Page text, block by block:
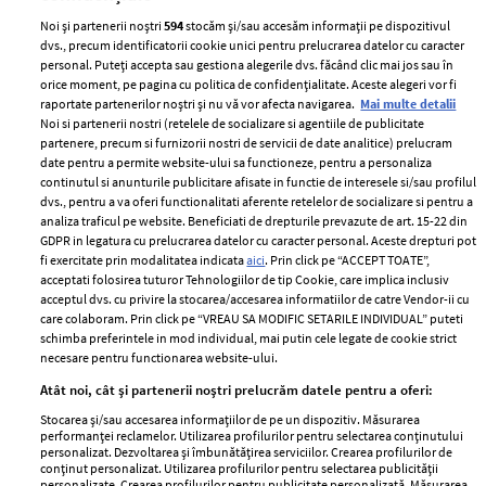
ELLE Style Awards
2024
Despre ELLE
Romania
Contact
Abonamente
Termeni si conditii
Politica de
confidențialitate
Politica de cookies
Publicitate
GSP
Unica
Baby
femei
Viva
Avantaje
Noi și partenerii noștri594stocăm și/sau accesăm informații pe dispozitivul
dvs., precum identificatorii cookie unici pentru prelucrarea datelor cu caracter
personal. Puteți accepta sau gestiona alegerile dvs. făcând clic mai jos sau în
orice moment, pe pagina cu politica de confidențialitate. Aceste alegeri vor fi
raportate partenerilor noștri și nu vă vor afecta navigarea. Mai multe detalii
Noi si partenerii nostri (retelele de socializare si agentiile de publicitate
partenere, precum si furnizorii nostri de servicii de date analitice) prelucram
date pentru a permite website-ului sa functioneze, pentru a personaliza
continutul si anunturile publicitare afisate in functie de interesele si/sau profilul
dvs., pentru a va oferi functionalitati aferente retelelor de socializare si pentru a
analiza traficul pe website. Beneficiati de drepturile prevazute de art. 15-22 din
GDPR in legatura cu prelucrarea datelor cu caracter personal. Aceste drepturi pot
fi exercitate prin modalitatea indicataaici. Prin click pe “ACCEPT TOATE”,
acceptati folosirea tuturor Tehnologiilor de tip Cookie, care implica inclusiv
acceptul dvs. cu privire la stocarea/accesarea informatiilor de catre Vendor-ii cu
care colaboram. Prin click pe “VREAU SA MODIFIC SETARILE INDIVIDUAL” puteti
schimba preferintele in mod individual, mai putin cele legate de cookie strict
necesare pentru functionarea website-ului.
Atât noi, cât și partenerii noștri prelucrăm datele pentru a oferi:
Stocarea și/sau accesarea informațiilor de pe un dispozitiv. Măsurarea
performanței reclamelor. Utilizarea profilurilor pentru selectarea conținutului
personalizat. Dezvoltarea și îmbunătățirea serviciilor. Crearea profilurilor de
conținut personalizat. Utilizarea profilurilor pentru selectarea publicității